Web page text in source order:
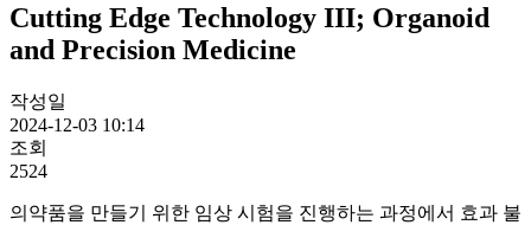
Cutting Edge Technology III; Organoid
and Precision Medicine
작성일
2024-12-03 10:14
조회
2524
의약품을 만들기 위한 임상 시험을 진행하는 과정에서 효과 불